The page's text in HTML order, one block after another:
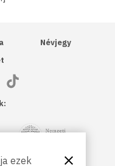
Névjegy
NKA
ezek